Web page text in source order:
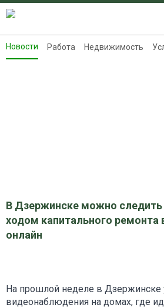
Новости
Новости Работа Недвижимость
В Дзержинске можно следить
ходом капитального ремонта
онлайн
На прошлой неделе в Дзержинске
видеонаблюдения на домах, где